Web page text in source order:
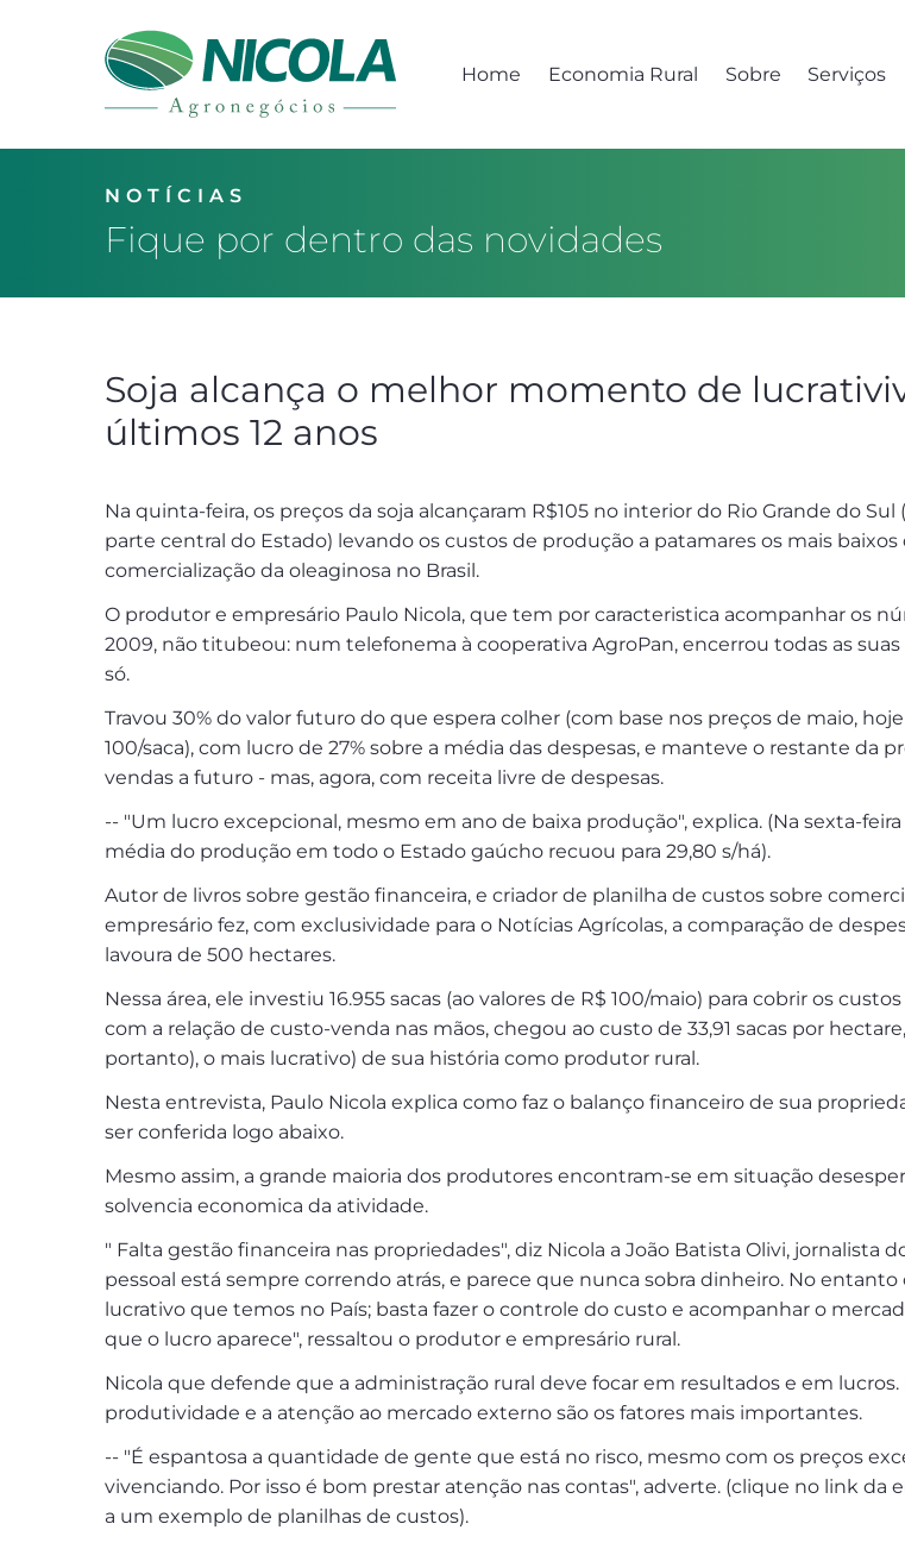
Home Economia Rural Sobre Serviços
NOTÍCIAS
Fique por dentro das novidades
Soja alcança o melhor momento de
últimos 12 anos
Na quinta-feira, os preços da soja alcançaram R$105 no interior do Rio Grande do Sul
parte central do Estado) levando os custos de produção a patamares os mais baixos
comercialização da oleaginosa no Brasil.
O produtor e empresário Paulo Nicola, que tem por caracteristica acompanhar os
2009, não titubeou: num telefonema à cooperativa AgroPan, encerrou todas as
só.
Travou 30% do valor futuro do que espera colher (com base nos preços de maio,
100/saca), com lucro de 27% sobre a média das despesas, e manteve o restante da
vendas a futuro - mas, agora, com receita livre de despesas.
-- "Um lucro excepcional, mesmo em ano de baixa produção", explica. (Na sexta-
média do produção em todo o Estado gaúcho recuou para 29,80 s/há).
Autor de livros sobre gestão financeira, e criador de planilha de custos sobre
empresário fez, com exclusividade para o Notícias Agrícolas, a comparação de
lavoura de 500 hectares.
Nessa área, ele investiu 16.955 sacas (ao valores de R$ 100/maio) para cobrir os
com a relação de custo-venda nas mãos, chegou ao custo de 33,91 sacas por
portanto), o mais lucrativo) de sua história como produtor rural.
Nesta entrevista, Paulo Nicola explica como faz o balanço financeiro de sua
ser conferida logo abaixo.
Mesmo assim, a grande maioria dos produtores encontram-se em situação
solvencia economica da atividade.
" Falta gestão financeira nas propriedades", diz Nicola a João Batista Olivi, jornalista
pessoal está sempre correndo atrás, e parece que nunca sobra dinheiro. No entanto
lucrativo que temos no País; basta fazer o controle do custo e acompanhar o
que o lucro aparece", ressaltou o produtor e empresário rural.
Nicola que defende que a administração rural deve focar em resultados e em lucros.
produtividade e a atenção ao mercado externo são os fatores mais importantes.
-- "É espantosa a quantidade de gente que está no risco, mesmo com os preços
vivenciando. Por isso é bom prestar atenção nas contas", adverte. (clique no link da
a um exemplo de planilhas de custos).